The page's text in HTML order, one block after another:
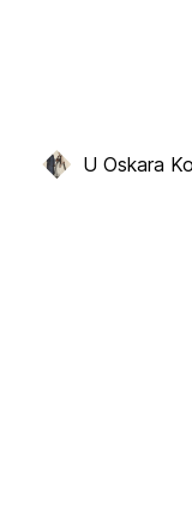
U Oskara